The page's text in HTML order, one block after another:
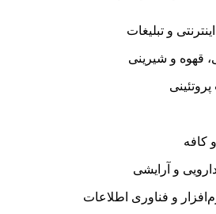
و تبلیغات
قهوه و شیرینی
کافه
و آرایشی
و فناوری اطلاعات